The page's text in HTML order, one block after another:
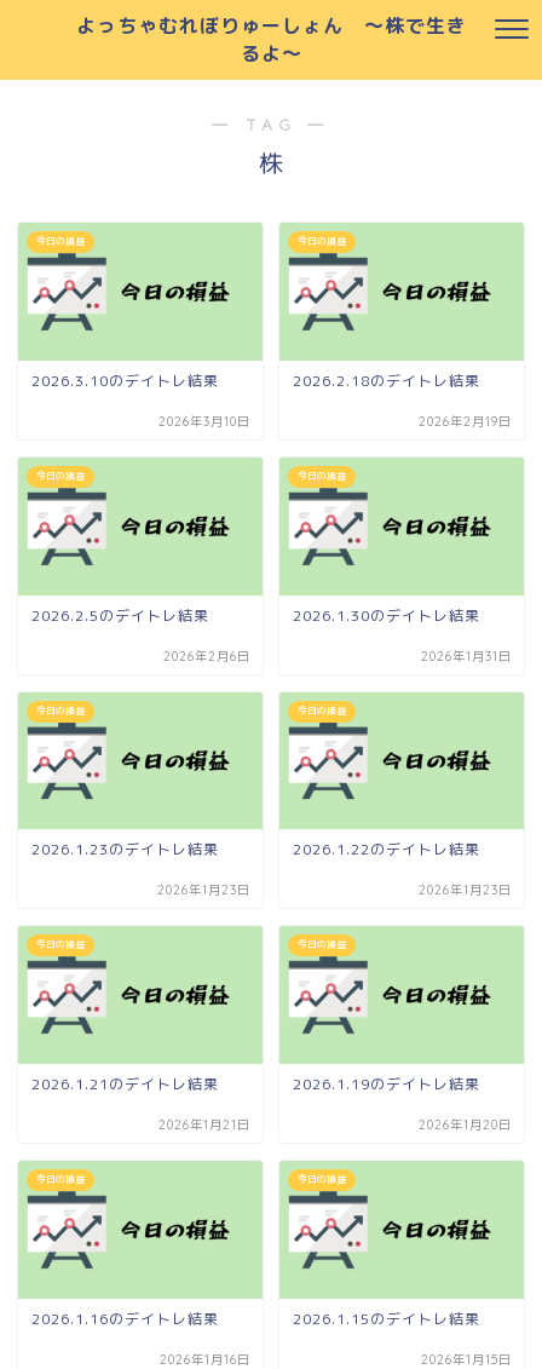
よっちゃむれぼりゅーしょん ～株で生き
るよ～
― TAG ―
株
今日の損益
2026.3.10のデイトレ結果
2026年3月10日
今日の損益
2026.2.18のデイトレ結果
2026年2月19日
今日の損益
2026.2.5のデイトレ結果
2026年2月6日
今日の損益
2026.1.30のデイトレ結果
2026年1月31日
今日の損益
2026.1.23のデイトレ結果
2026年1月23日
今日の損益
2026.1.22のデイトレ結果
2026年1月23日
今日の損益
2026.1.21のデイトレ結果
2026年1月21日
今日の損益
2026.1.19のデイトレ結果
2026年1月20日
今日の損益
2026.1.16のデイトレ結果
2026年1月16日
今日の損益
2026.1.15のデイトレ結果
2026年1月15日